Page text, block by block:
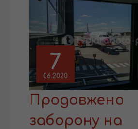
7
06.2020
Продовжено
заборону на